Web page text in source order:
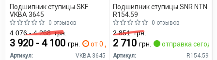
Подшипник ступицы SKF
VKBA 3645
0 отзывов
4 076 - 4 268грн.
3 920 - 4 100 грн. от 0 дн.
Артикул:
VKBA 3645
Подшипник ступицы SNR NTN
R154.59
0 отзывов
2 851грн.
2 710 грн. отправка
Артикул:
R154.59